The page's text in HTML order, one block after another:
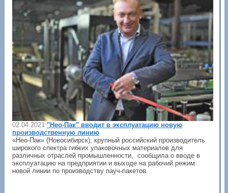
02.04.2021 "Нео-Пак" вводит в эксплуатацию новую
производственную линию
«Нео-Пак» (Новосибирск), крупный российский производитель
широкого спектра гибких упаковочных материалов для
различных отраслей промышленности, сообщила о вводе в
эксплуатацию на предприятии и выходе на рабочий режим
новой линии по производству пауч-пакетов.